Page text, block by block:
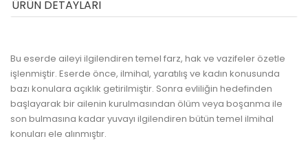
ÜRÜN DETAYLARI
Bu eserde aileyi ilgilendiren temel farz, hak ve vazifeler özetle
işlenmiştir. Eserde önce, ilmihal, yaratılış ve kadın konusunda
bazı konulara açıklık getirilmiştir. Sonra evliliğin hedefinden
başlayarak bir ailenin kurulmasından ölüm veya boşanma ile
son bulmasına kadar yuvayı ilgilendiren bütün temel ilmihal
konuları ele alınmıştır.